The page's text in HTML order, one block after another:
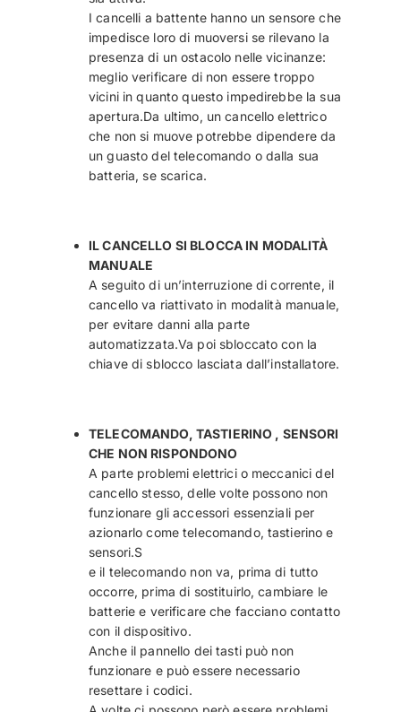
I cancelli a battente hanno un sensore che
impedisce loro di muoversi se rilevano la
presenza di un ostacolo nelle vicinanze:
meglio verificare di non essere troppo
vicini in quanto questo impedirebbe la sua
apertura.Da ultimo, un cancello elettrico
che non si muove potrebbe dipendere da
un guasto del telecomando o dalla sua
batteria, se scarica.
IL CANCELLO SI BLOCCA IN MODALITÀ
MANUALE
A seguito di un’interruzione di corrente, il
cancello va riattivato in modalità manuale,
per evitare danni alla parte
automatizzata.Va poi sbloccato con la
chiave di sblocco lasciata dall’installatore.
TELECOMANDO, TASTIERINO , SENSORI
CHE NON RISPONDONO
A parte problemi elettrici o meccanici del
cancello stesso, delle volte possono non
funzionare gli accessori essenziali per
azionarlo come telecomando, tastierino e
sensori.S
e il telecomando non va, prima di tutto
occorre, prima di sostituirlo, cambiare le
batterie e verificare che facciano contatto
con il dispositivo.
Anche il pannello dei tasti può non
funzionare e può essere necessario
resettare i codici.